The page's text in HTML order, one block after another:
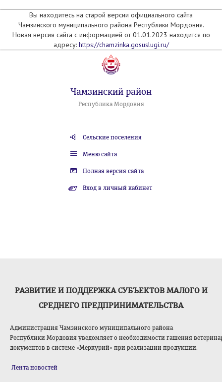
Вы находитесь на старой версии официального сайта
Чамзинского муниципального района Республики Мордовия.
Новая версия сайта с информацией от 01.01.2023 находится по
адресу: https://chamzinka.gosuslugi.ru/
Чамзинский район
Республика Мордовия
Сельские поселения
Меню сайта
Полная версия сайта
Вход в личный кабинет
РАЗВИТИЕ И ПОДДЕРЖКА СУБЪЕКТОВ МАЛОГО И
СРЕДНЕГО ПРЕДПРИНИМАТЕЛЬСТВА
Администрация Чамзинского муниципального района
Республики Мордовия уведомляет о необходимости гашения
документов в системе «Меркурий» при реализации продукции.
Лента новостей